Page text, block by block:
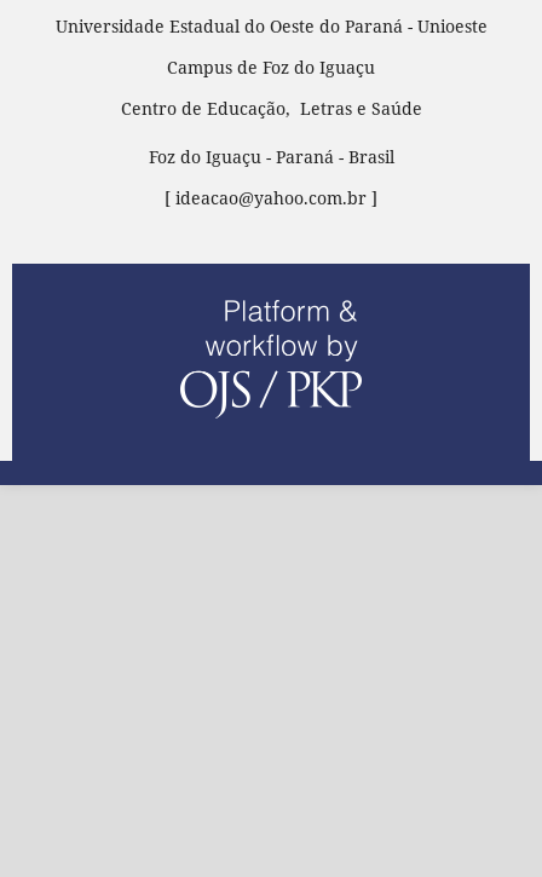
Universidade Estadual do Oeste do Paraná - Unioeste
Campus de Foz do Iguaçu
Centro de Educação, Letras e Saúde
Foz do Iguaçu - Paraná - Brasil
[ ideacao@yahoo.com.br ]